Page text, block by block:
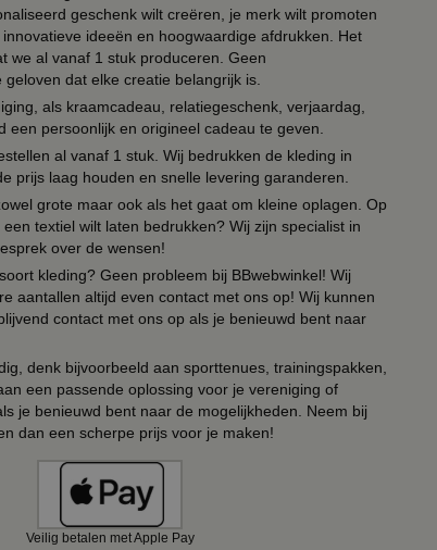
geschenk wilt creëren, je merk wilt promoten
ideeën en hoogwaardige afdrukken. Het
we al vanaf 1 stuk produceren. Geen
dat elke creatie belangrijk is.
als kraamcadeau, relatiegeschenk, verjaardag,
een persoonlijk en origineel cadeau te geven.
al vanaf 1 stuk. Wij bedrukken de kleding in
prijs laag houden en snelle levering garanderen.
grote maar ook als het gaat om kleine oplagen. Op
textiel wilt laten bedrukken? Wij zijn specialist in
over de wensen!
kleding? Geen probleem bij BBwebwinkel! Wij
aantallen altijd even contact met ons op! Wij kunnen
contact met ons op als je benieuwd bent naar
denk bijvoorbeeld aan sporttenues, trainingspakken,
een passende oplossing voor je vereniging of
je benieuwd bent naar de mogelijkheden. Neem bij
dan een scherpe prijs voor je maken!
Veilig betalen met Apple Pay